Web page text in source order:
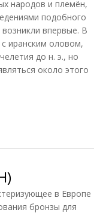
народов и племён,
подобного
впервые. В
иранским оловом,
до н. э., но
около этого
в Европе
бронзы для